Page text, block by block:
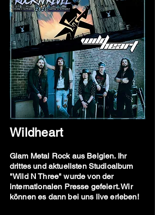
Wildheart
Glam Metal Rock aus Belgien. Ihr
drittes und aktuellsten Studioalbum
"Wild N Three" wurde von der
internationalen Presse gefeiert. Wir
können es dann bei uns live erleben!